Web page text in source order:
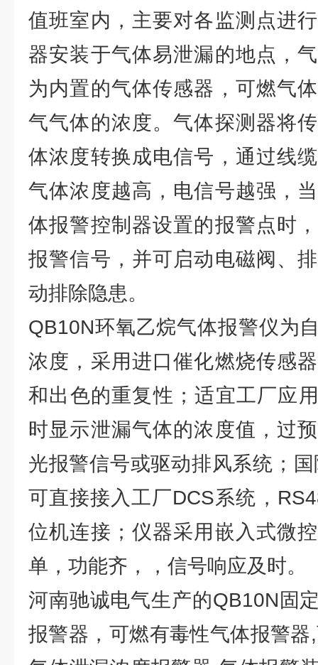
值班室内，主要对各监测点进
器安装于气体易泄漏的地点，
为内置的气体传感器，可燃气
气气体的浓度。气体探测器将
体浓度转换成电信号，通过线
气体浓度越高，电信号越强，
体报警控制器设置的报警点时
报警信号，并可启动电磁阀、
动排除隐患。
QB10N环氧乙烷气体报警仪为
浓度，采用进口催化燃烧传感
和出色的重复性；适宜工厂应
时显示泄漏气体的浓度值，过
光报警信号或驱动排风系统；
可直接接入工厂DCS系统，
位机连接；仪器采用嵌入式微
单，功能齐，，信号响应及时。
河南驰诚电气生产的QB10N固
报警器，可燃有毒性气体报警